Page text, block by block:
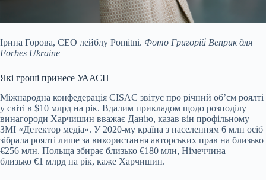
Ірина Горова, СЕО лейблу Pomitni. Фото Григорій Веприк для
Forbes Ukraine
Які гроші принесе УААСП
Міжнародна конфедерація CISAC звітує про річний об’єм роялті
у світі в $10 млрд на рік. Вдалим прикладом щодо розподілу
винагороди Харчишин вважає Данію, казав він профільному
ЗМІ «Детектор медіа». У 2020-му країна з населенням 6 млн осіб
зібрала роялті лише за використання авторських прав на близько
€256 млн. Польща збирає близько €180 млн, Німеччина –
близько €1 млрд на рік, каже Харчишин.